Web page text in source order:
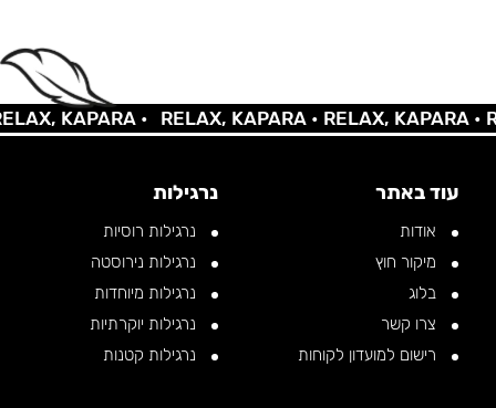
KAPARA • RELAX, KAPARA •RELAX, KAPARA •
עוד באתר
אודות
מיקור חוץ
בלוג
צרו קשר
רישום למועדון לקוחות
נרגילות
נרגילות רוסיות
נרגילות נירוסטה
נרגילות מיוחדות
נרגילות יוקרתיות
נרגילות קטנות